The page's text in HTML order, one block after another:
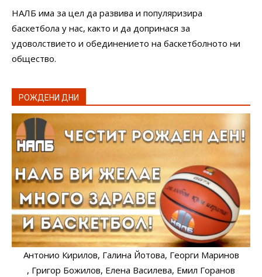
НАЛБ има за цел да развива и популяризира
баскетбола у нас, както и да допринася за
удоволствието и обединението на баскетболното ни
общество.
РОЖДЕНИ ДНИ
Антонио Кирилов, Галина Йотова, Георги Маринов
, Григор Божилов, Елена Василева, Емил Горанов